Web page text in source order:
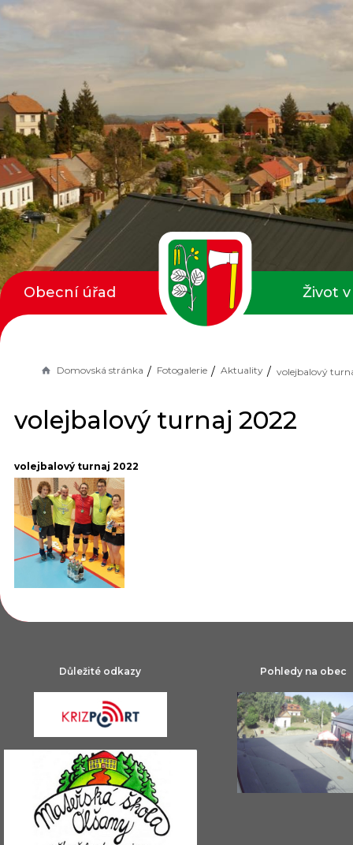
Domovská stránka Fotogalerie Aktuality volejbalový
volejbalový turnaj 2022
volejbalový turnaj 2022
Obecní úřad Život
Důležité odkazy Pohledy na obec